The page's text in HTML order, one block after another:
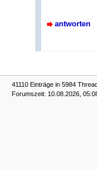
antworten
41110 Einträge in 5984
Forumszeit: 10.08.2026,